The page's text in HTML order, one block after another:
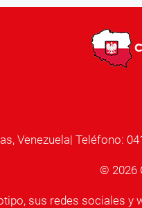
Venezuela| Teléfono:
© 2026
sus redes sociales